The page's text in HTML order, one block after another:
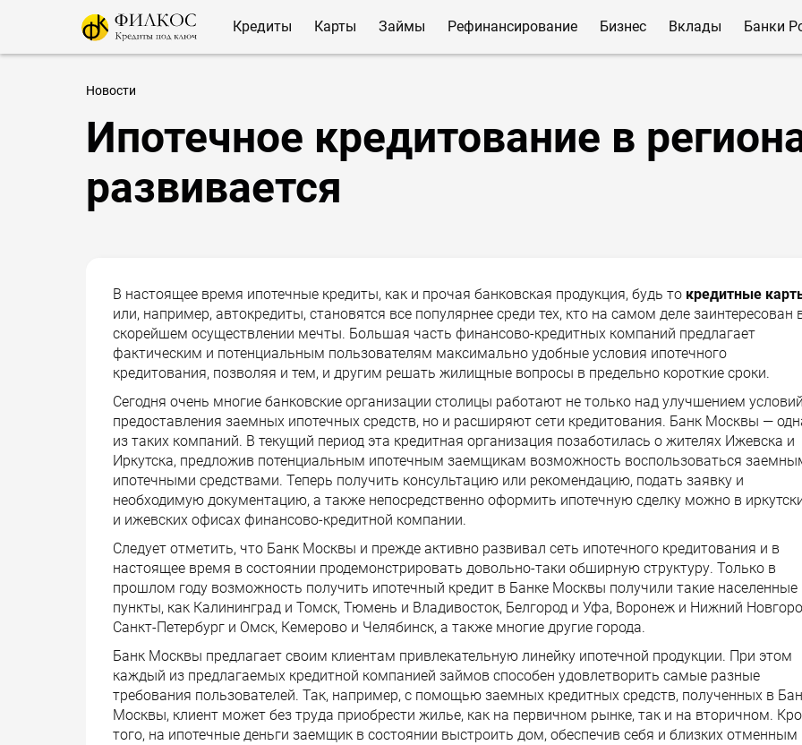
Кредиты Карты Займы Рефинансирование Бизнес Вклады Банки
Новости
Ипотечное кредитование в
развивается
В настоящее время ипотечные кредиты, как и прочая банковская продукция, будь то кредитные
или, например, автокредиты, становятся все популярнее среди тех, кто на самом деле заинтересован
скорейшем осуществлении мечты. Большая часть финансово-кредитных компаний предлагает
фактическим и потенциальным пользователям максимально удобные условия ипотечного
кредитования, позволяя и тем, и другим решать жилищные вопросы в предельно короткие сроки.
Сегодня очень многие банковские организации столицы работают не только над улучшением
предоставления заемных ипотечных средств, но и расширяют сети кредитования. Банк Москвы —
из таких компаний. В текущий период эта кредитная организация позаботилась о жителях Ижевска и
Иркутска, предложив потенциальным ипотечным заемщикам возможность воспользоваться
ипотечными средствами. Теперь получить консультацию или рекомендацию, подать заявку и
необходимую документацию, а также непосредственно оформить ипотечную сделку можно в
и ижевских офисах финансово-кредитной компании.
Следует отметить, что Банк Москвы и прежде активно развивал сеть ипотечного кредитования и в
настоящее время в состоянии продемонстрировать довольно-таки обширную структуру. Только в
прошлом году возможность получить ипотечный кредит в Банке Москвы получили такие населенные
пункты, как Калининград и Томск, Тюмень и Владивосток, Белгород и Уфа, Воронеж и Нижний
Санкт-Петербург и Омск, Кемерово и Челябинск, а также многие другие города.
Банк Москвы предлагает своим клиентам привлекательную линейку ипотечной продукции. При этом
каждый из предлагаемых кредитной компанией займов способен удовлетворить самые разные
требования пользователей. Так, например, с помощью заемных кредитных средств, полученных в
Москвы, клиент может без труда приобрести жилье, как на первичном рынке, так и на вторичном.
того, на ипотечные деньги заемщик в состоянии выстроить дом, обеспечив себя и близких отменным